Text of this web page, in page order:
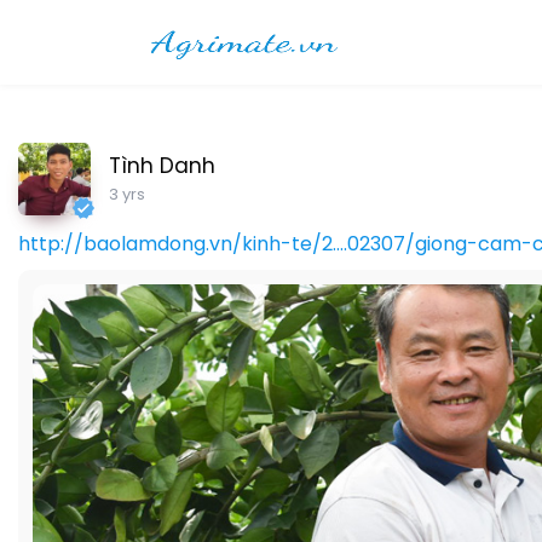
Tình Danh
3 yrs
http://baolamdong.vn/kinh-te/2....02307/giong-cam-